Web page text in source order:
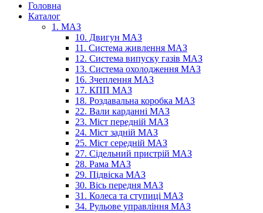
Головна
Каталог
1. МАЗ
10. Двигун МАЗ
11. Система живлення МАЗ
12. Система випуску газів МАЗ
13. Система охолодження МАЗ
16. Зчеплення МАЗ
17. КПП МАЗ
18. Роздавальна коробка МАЗ
22. Вали карданні МАЗ
23. Міст передній МАЗ
24. Міст задній МАЗ
25. Міст середній МАЗ
27. Сідельний пристрій МАЗ
28. Рама МАЗ
29. Підвіска МАЗ
30. Вісь передня МАЗ
31. Колеса та ступиці МАЗ
34. Рульове управління МАЗ